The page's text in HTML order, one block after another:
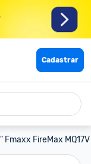
Cadastrar
Fmaxx FireMax